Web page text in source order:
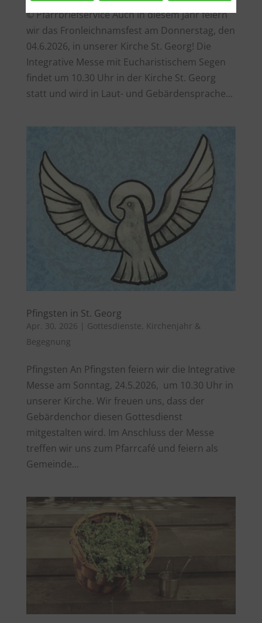
© Pfarrbriefservice Auch in diesem Jahr feiern
wir das Fronleichnamsfest am Donnerstag, den
04.6.2026, in unserer Kirche St. Georg! Die
Integrative Messe mit Eucharistischem Segen
findet um 10.30 Uhr in der Kirche St. Georg
statt und wird in Laut- und Gebärdensprache...
Pfingsten in St. Georg
Apr. 30, 2026 Gottesdienste, Kirchenjahr &
Begegnung
Pfingsten An Pfingsten feiern wir die Integrative
Messe am Sonntag, 24.5.2026, um 10.30 Uhr in
unserer Kirche. Wir freuen uns, dass der
Gebärdenchor diesen Gottesdienst
mitgestalten wird. Im Anschluss der Messe
treffen wir uns zum Pfarrcafé und feiern als
Gemeinde...